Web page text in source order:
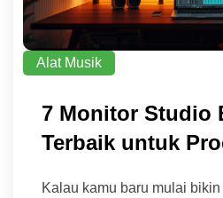
Alat Musik
7 Monitor Studio
Terbaik untuk
Kalau kamu baru mulai